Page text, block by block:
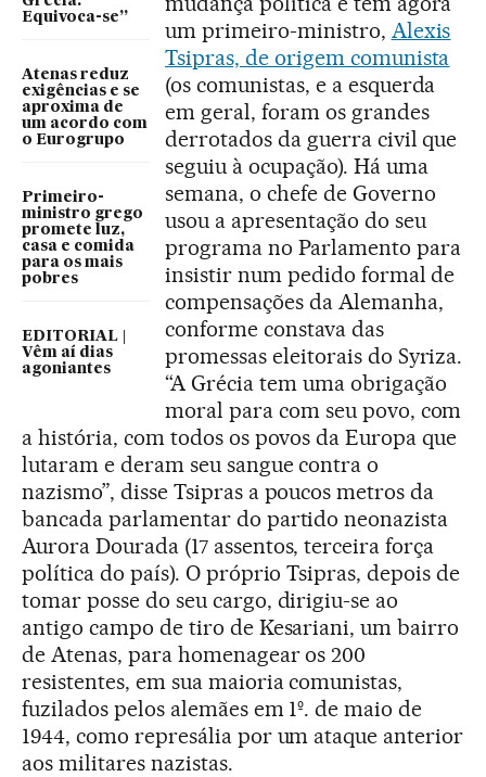
Equivoca-se”
Atenas reduz
exigências e se
aproxima de
um acordo com
o Eurogrupo
Primeiro-
ministro grego
promete luz,
casa e comida
para os mais
pobres
EDITORIAL |
Vêm aí dias
agoniantes
um primeiro-ministro, Alexis
Tsipras, de origem comunista
(os comunistas, e a esquerda
em geral, foram os grandes
derrotados da guerra civil que
seguiu à ocupação). Há uma
semana, o chefe de Governo
usou a apresentação do seu
programa no Parlamento para
insistir num pedido formal de
compensações da Alemanha,
conforme constava das
promessas eleitorais do Syriza.
“A Grécia tem uma obrigação
moral para com seu povo, com
a história, com todos os povos da Europa que
lutaram e deram seu sangue contra o
nazismo”, disse Tsipras a poucos metros da
bancada parlamentar do partido neonazista
Aurora Dourada (17 assentos, terceira força
política do país). O próprio Tsipras, depois de
tomar posse do seu cargo, dirigiu-se ao
antigo campo de tiro de Kesariani, um bairro
de Atenas, para homenagear os 200
resistentes, em sua maioria comunistas,
fuzilados pelos alemães em 1º. de maio de
1944, como represália por um ataque anterior
aos militares nazistas.